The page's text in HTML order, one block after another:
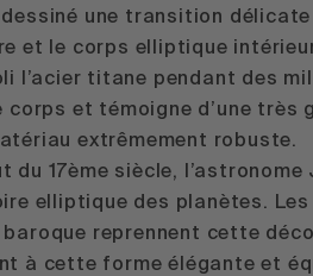
une transition
et le corps elliptique
l’acier titane pendant des
et témoigne d’une très
extrêmement robuste.
du 17ème siècle,
elliptique des planètes.
baroque reprennent cette
à cette forme élégante et